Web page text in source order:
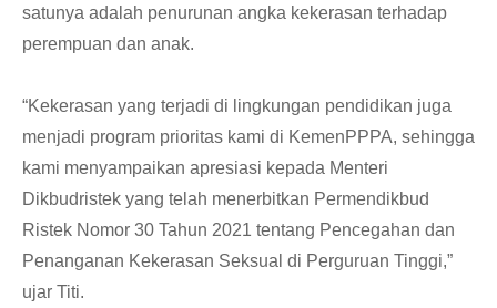
satunya adalah penurunan angka kekerasan terhadap
perempuan dan anak.
“Kekerasan yang terjadi di lingkungan pendidikan juga
menjadi program prioritas kami di KemenPPPA, sehingga
kami menyampaikan apresiasi kepada Menteri
Dikbudristek yang telah menerbitkan Permendikbud
Ristek Nomor 30 Tahun 2021 tentang Pencegahan dan
Penanganan Kekerasan Seksual di Perguruan Tinggi,”
ujar Titi.